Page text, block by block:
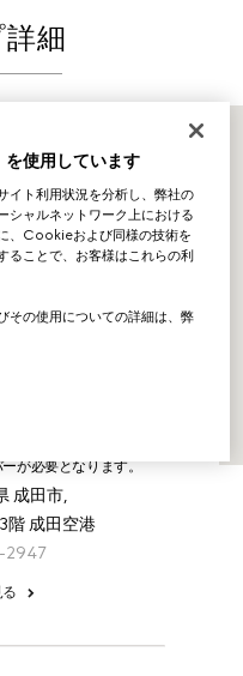
細
が必要となります。
成田市,
階 成田空港
2947
使用しています
イト利用状況を分析し、弊社の
シャルネットワーク上における
、Cookieおよび同様の技術を
ることで、お客様はこれらの利
その使用についての詳細は、弊